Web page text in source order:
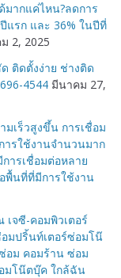
ากแค่ไหน?ลดการ
แรก และ 36% ในปีที่
2, 2025
ติดตั้งง่าย ช่างติด
4544 มีนาคม 27,
มเร็วสูงขึ้น การเชื่อม
ารใช้งานจำนวนมาก
ารเชื่อมต่อหลาย
พื้นที่ที่มีการใช้งาน
จซี-คอมพิวเตอร์
ปริ้นท์เตอร์ซ่อมโน๊
อม คอมร้าน ซ่อม
มโน๊ตบุ๊ค ใกล้ฉัน